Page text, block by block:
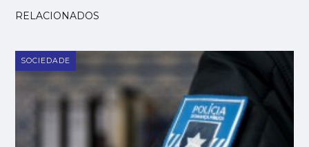
RELACIONADOS
SOCIEDADE